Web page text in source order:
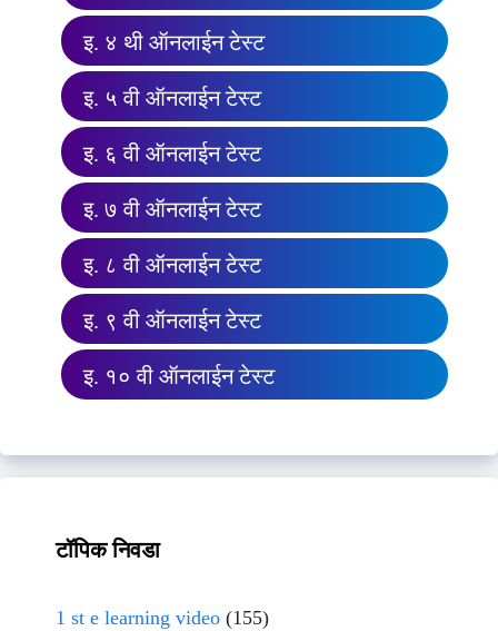
इ. ४ थी ऑनलाईन टेस्ट
इ. ५ वी ऑनलाईन टेस्ट
इ. ६ वी ऑनलाईन टेस्ट
इ. ७ वी ऑनलाईन टेस्ट
इ. ८ वी ऑनलाईन टेस्ट
इ. ९ वी ऑनलाईन टेस्ट
इ. १० वी ऑनलाईन टेस्ट
टॉपिक निवडा
1 st e learning video (155)